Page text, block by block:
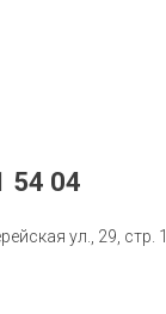
54 04
ул., 29, стр.